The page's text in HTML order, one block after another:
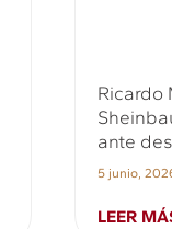
Ricardo
ante
5 junio,
LEER